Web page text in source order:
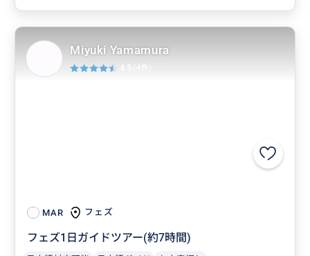
MAR フェズ
フェズ1日ガイドツアー(約7時間)
Miyuki Yamamura
4.5 (4件)